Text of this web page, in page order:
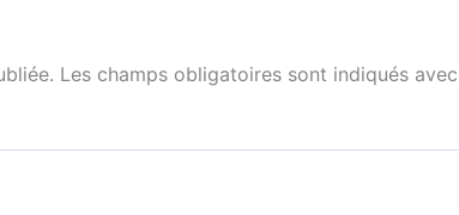
Les champs obligatoires sont indiqués avec